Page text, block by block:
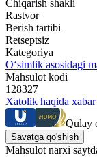
Chiqarish shakli
Rastvor
Berish tartibi
Retseptsiz
Kategoriya
O‘simlik asosidagi
Mahsulot kodi
128327
Xatolik haqida xabar
Qulay
Savatga qo'shish
Mahsulot narxi